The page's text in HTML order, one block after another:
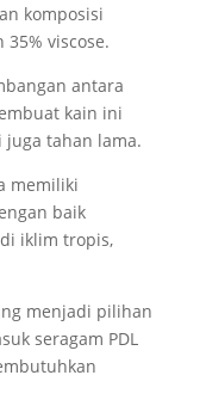
komposisi
viscose.
antara
kain ini
tahan lama.
memiliki
baik
iklim tropis,
menjadi pilihan
seragam PDL